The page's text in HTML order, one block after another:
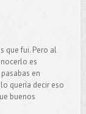
que fui. Pero al
es
en
quería decir eso
buenos